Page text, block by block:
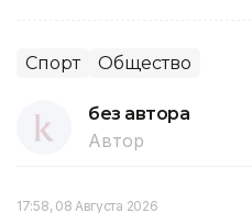
Спорт Общество
без автора
Автор
17:58, 08 Августа 2026